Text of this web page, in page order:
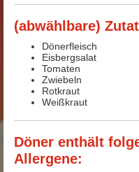
(abwählbare)
Dönerfleisch
Eisbergsalat
Tomaten
Zwiebeln
Rotkraut
Weißkraut
Döner enthält
Allergene: